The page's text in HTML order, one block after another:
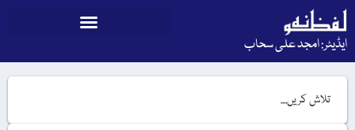
ایڈیٹر: امجد علی سحاب